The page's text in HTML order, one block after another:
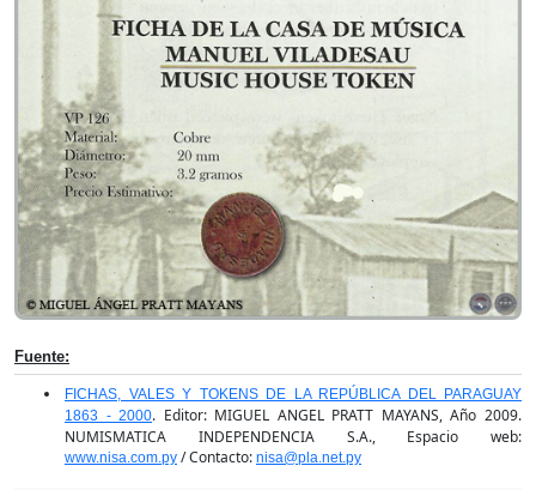
Fuente:
FICHAS, VALES Y TOKENS DE LA REPÚBLICA DEL PARAGUAY
1863 - 2000. Editor: MIGUEL ANGEL PRATT MAYANS, Año 2009.
NUMISMATICA INDEPENDENCIA S.A., Espacio web:
www.nisa.com.py / Contacto: nisa@pla.net.py